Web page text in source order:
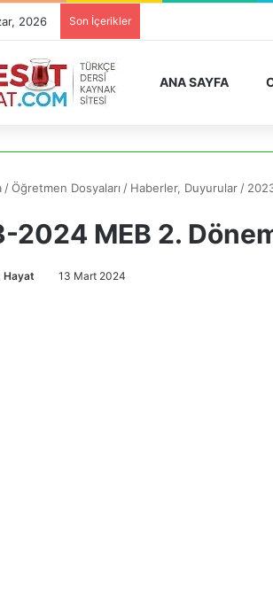
2026 Son İçerikler
ANA SAYFA
/Öğretmen Dosyaları / Haberler, Duyurular /
2024 MEB 2.
Hayat 13 Mart 2024